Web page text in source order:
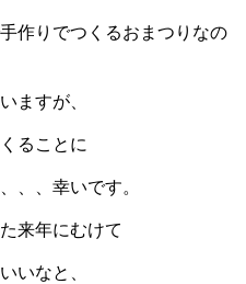
作りでつくるおまつりなの
ますが、
ることに
、、幸いです。
来年にむけて
いなと、